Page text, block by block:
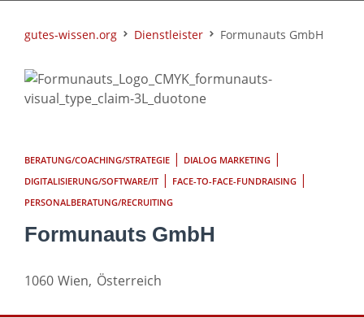
gutes-wissen.org Dienstleister Formunauts GmbH
BERATUNG/COACHING/STRATEGIE | DIALOG MARKETING |
DIGITALISIERUNG/SOFTWARE/IT | FACE-TO-FACE-FUNDRAISING |
PERSONALBERATUNG/RECRUITING
Formunauts GmbH
1060 Wien, Österreich